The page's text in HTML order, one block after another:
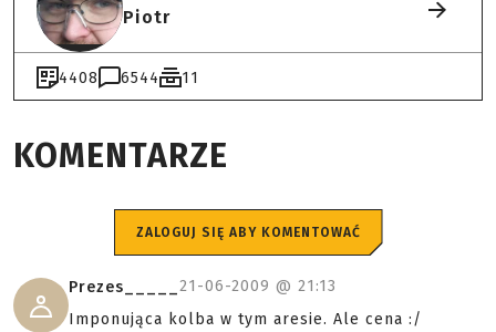
Piotr
4408 6544 11
KOMENTARZE
ZALOGUJ SIĘ ABY KOMENTOWAĆ
Prezes_____ 21-06-2009 @ 21:13
Imponująca kolba w tym aresie. Ale cena :/